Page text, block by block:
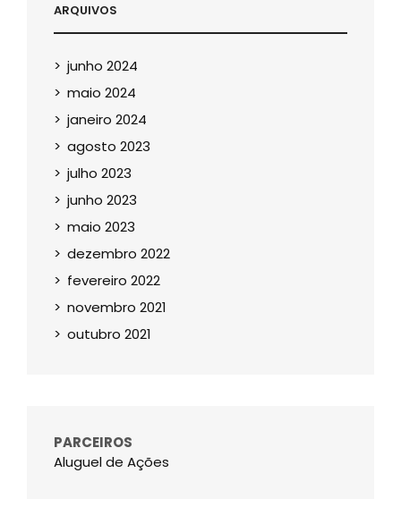
ARQUIVOS
junho 2024
maio 2024
janeiro 2024
agosto 2023
julho 2023
junho 2023
maio 2023
dezembro 2022
fevereiro 2022
novembro 2021
outubro 2021
PARCEIROS
Aluguel de Ações